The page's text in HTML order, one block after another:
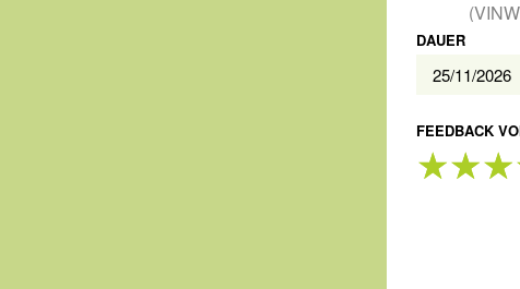
DAUER
25/11/
FEEDBACK